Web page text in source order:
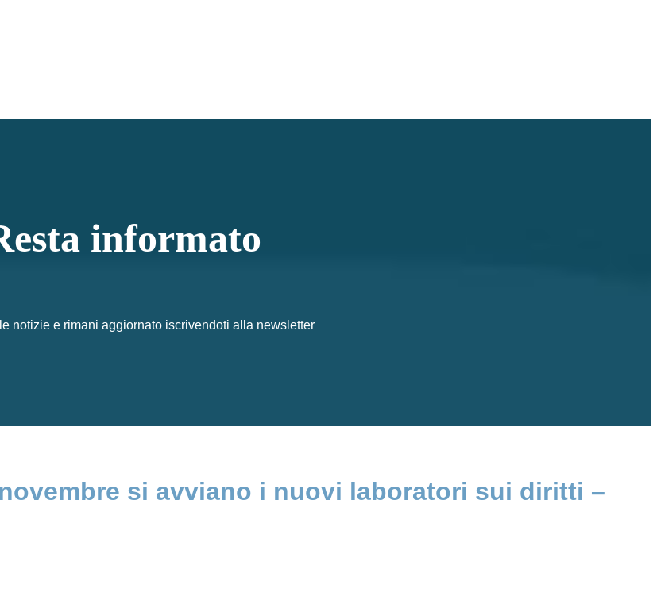
informato
notizie e rimani aggiornato iscrivendoti alla newsletter
si avviano i nuovi laboratori sui diritti –